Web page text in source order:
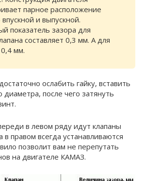
парное расположение
и выпускной.
показатель зазора для
составляет 0,3 мм. А для
мм.
ослабить гайку, вставить
после чего затянуть
в левом ряду идут клапаны
в правом всегда устанавливаются
позволит вам не перепутать
на двигателе КАМАЗ.